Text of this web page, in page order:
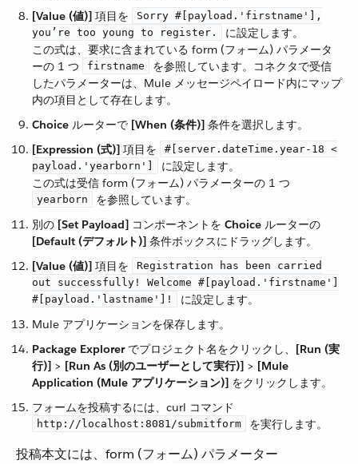
[Value (値)] ​ 項目を ​
Sorry #[payload.'firstname'],
you’re too young to register.
​ に設定します。
この式は、要求に含まれている form (フォーム) パラメータ
ーの 1 つ ​
firstname
​ を参照しています。コネクタで受信
したパラメーターは、Mule メッセージペイロード内にマップ
内の項目として存在します。
Choice ​ ルーターで ​ [When (条件)] ​ 条件を選択します。
[Expression (式)] ​ 項目を ​
#[server.dateTime.year-18 <
payload.'yearborn']
​ に設定します。
この式は受信 form (フォーム) パラメーターの 1 つ ​
yearborn
​ を参照しています。
別の ​ [Set Payload] ​ コンポーネントを ​ Choice ​ ルーターの ​
[Default (デフォルト)] ​ 条件ボックスにドラッグします。
[Value (値)] ​ 項目を ​
Registration has been carried
out successfully! Welcome #[payload.'firstname']
#[payload.'lastname']!
​ に設定します。
Mule アプリケーションを保存します。
Package Explorer​ でプロジェクト名をクリックし、​ [Run (実
行)] ​ > ​ [Run As (別のユーザーとして実行)] ​ > ​ [Mule
Application (Mule アプリケーション)] ​ をクリックします。
フォームを投稿するには、curl コマンド ​
http://localhost:8081/submitform ​ を実行します。
投稿本文には、form (フォーム) パラメーター ​